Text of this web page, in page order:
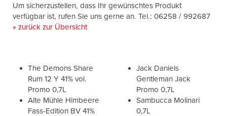
Um sicherzustellen, dass Ihr gewünschtes Produkt
verfügbar ist, rufen Sie uns gerne an. Tel.: 06258 / 992687
» zurück zur Übersicht
The Demons Share
Rum 12 Y 41% vol.
Promo 0,7L
Alte Mühle Himbeere
Fass-Edition BV 41%
Jack Daniels
Gentleman Jack
Promo 0,7L
Sambucca Molinari
0,7L